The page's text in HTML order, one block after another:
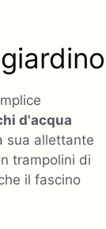
d'acqua
sua allettante
trampolini di
il fascino